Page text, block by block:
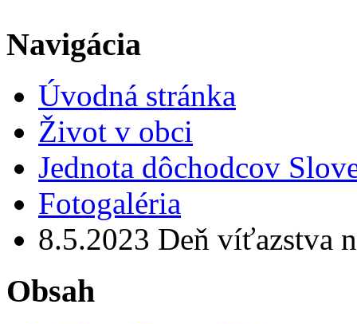
Navigácia
Úvodná stránka
Život v obci
Jednota dôchodcov
Fotogaléria
8.5.2023 Deň víťazstva
Obsah